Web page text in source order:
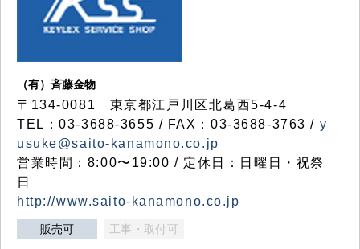
（有）斉藤金物
〒134-0081 東京都江戸川区北葛西5-4-4
TEL：03-3688-3655 / FAX：03-3688-3763 / y
usuke@saito-kanamono.co.jp
営業時間：8:00〜19:00 / 定休日：日曜日・祝祭
日
http://www.saito-kanamono.co.jp
販売可 工事・取付可